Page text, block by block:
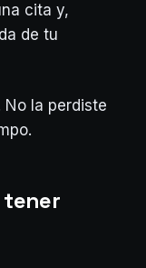
cita y,
de tu
la perdiste
tener